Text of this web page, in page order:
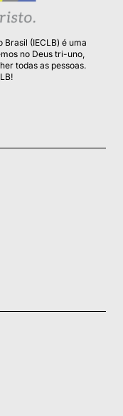
(IECLB) é uma
no Deus tri-uno,
todas as pessoas.